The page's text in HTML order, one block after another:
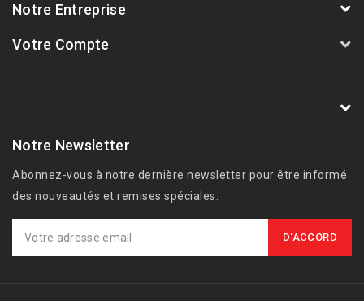
Notre Entreprise
Votre Compte
Notre Newsletter
Abonnez-vous à notre dernière newsletter pour être informé
des nouveautés et remises spéciales.